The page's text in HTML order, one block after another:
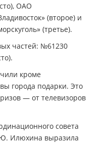
ОАО
(второе) и
(третье).
частей: №61230
кроме
города подарки. Это
— от телевизоров
совета
Илюхина выразила